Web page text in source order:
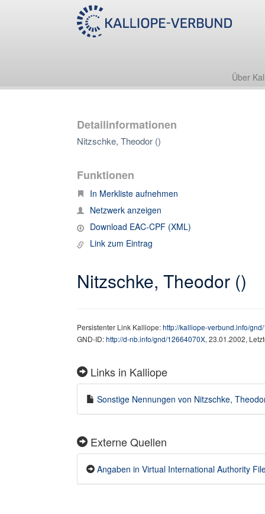
Über
Detailinformationen
Nitzschke, Theodor ()
Funktionen
In Merkliste aufnehmen
Netzwerk anzeigen
Download EAC-CPF (XML)
Link zum Eintrag
Nitzschke, Theodor ()
Persistenter Link Kalliope:http://kalliope-verbund.info/
GND-ID:http://d-nb.info/gnd/12664070X, 23.01.2002,
Links in Kalliope
Sonstige Nennungen von Nitzschke,
Externe Quellen
Angaben in Virtual International Authority